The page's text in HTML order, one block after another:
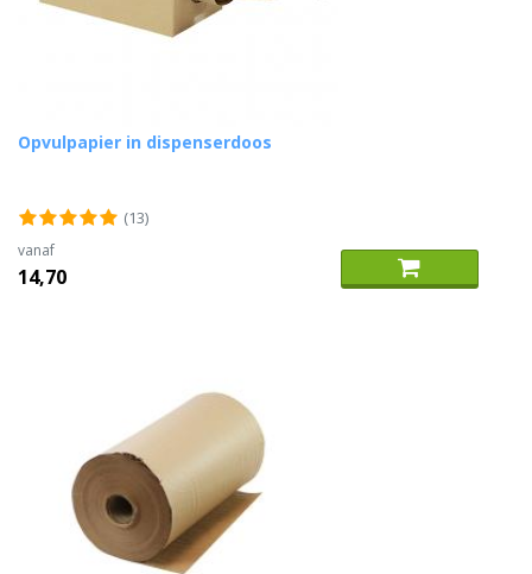
Opvulpapier in dispenserdoos
(13)
vanaf
14,70